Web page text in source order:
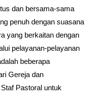
dan bersama-sama
penuh dengan suasana
yang berkaitan dengan
pelayanan-pelayanan
beberapa
Gereja dan
Pastoral untuk